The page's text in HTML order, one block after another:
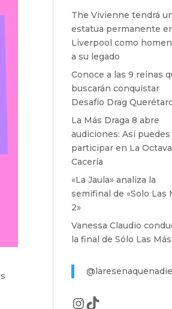
The Vivienne tendrá
estatua permanente
Liverpool como
a su legado
Conoce a las 9 reinas
buscarán conquistar
Desafío Drag
La Más Draga 8 abre
audiciones: Así puedes
participar en La Octava
Cacería
«La Jaula» analiza la
semifinal de «Solo Las
2»
Vanessa Claudio
la final de Sólo Las
Instagram
TikTok